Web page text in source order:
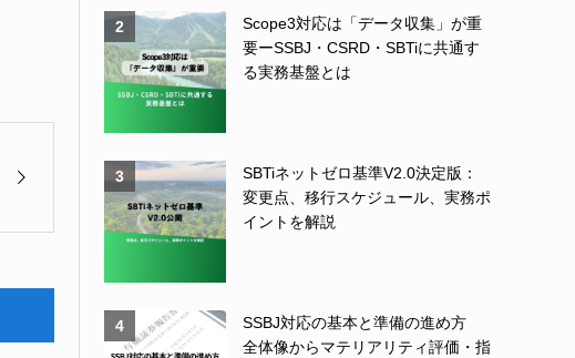
2
Scope3対応は「データ収集」が重
要ーSSBJ・CSRD・SBTiに共通す
る実務基盤とは
3
SBTiネットゼロ基準V2.0決定版：
変更点、移行スケジュール、実務ポ
イントを解説
4
SSBJ対応の基本と準備の進め方
全体像からマテリアリティ評価・指